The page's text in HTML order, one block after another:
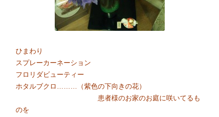
ひまわり
スプレーカーネーション
フロリダビューティー
ホタルブクロ………（紫色の下向きの花）
患者様のお家のお庭に咲いてるも
のを